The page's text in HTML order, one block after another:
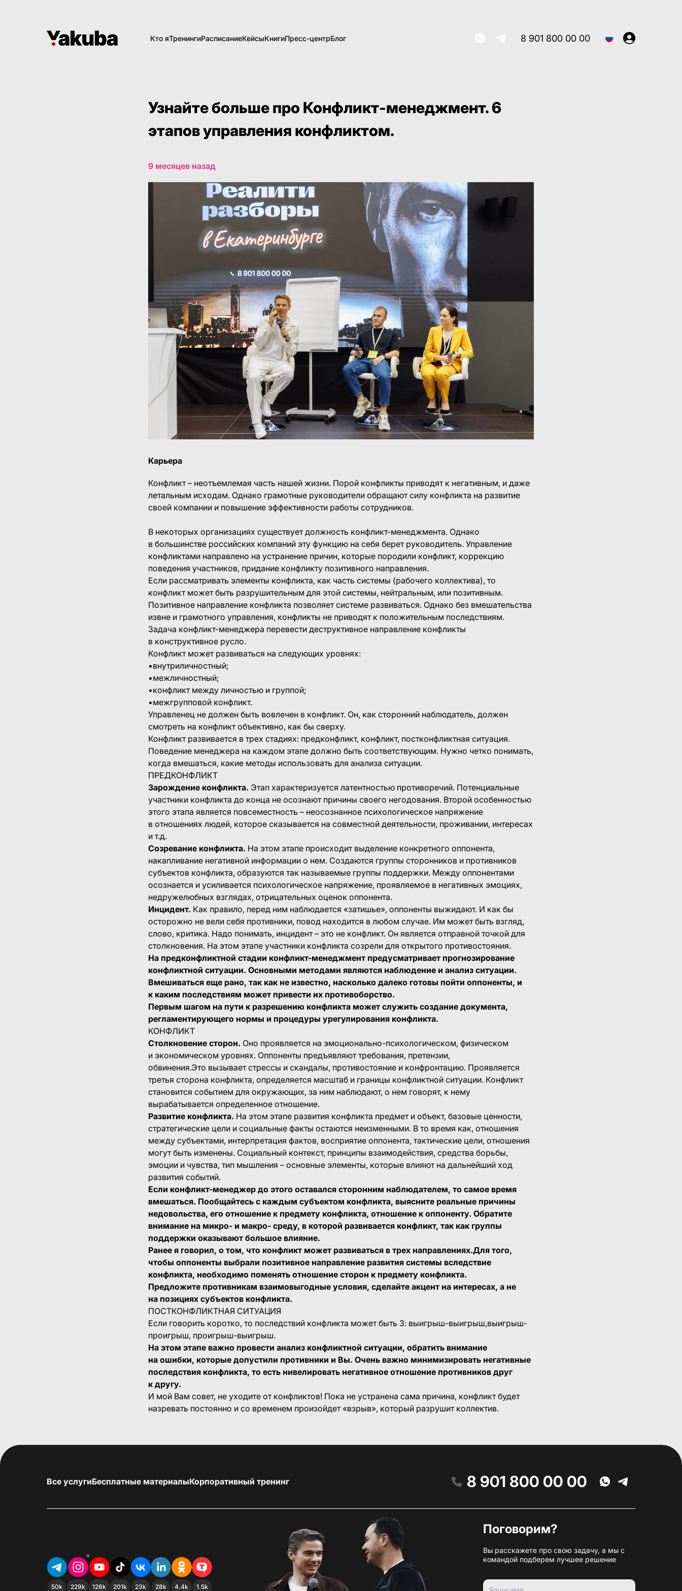
Кто яТренингиРасписаниеКейсыКнигиПресс-центрБлог 8 901 800 00 00
Узнайте больше про Конфликт-менеджмент. 6
этапов управления конфликтом.
9 месяцев назад
Карьера
Конфликт – неотъемлемая часть нашей жизни. Порой конфликты приводят к негативным, и даже
летальным исходам. Однако грамотные руководители обращают силу конфликта на развитие
своей компании и повышение эффективности работы сотрудников.
В некоторых организациях существует должность конфликт-менеджмента. Однако
в большинстве российских компаний эту функцию на себя берет руководитель. Управление
конфликтами направлено на устранение причин, которые породили конфликт, коррекцию
поведения участников, придание конфликту позитивного направления.
Если рассматривать элементы конфликта, как часть системы (рабочего коллектива), то
конфликт может быть разрушительным для этой системы, нейтральным, или позитивным.
Позитивное направление конфликта позволяет системе развиваться. Однако без вмешательства
извне и грамотного управления, конфликты не приводят к положительным последствиям.
Задача конфликт-менеджера перевести деструктивное направление конфликты
в конструктивное русло.
Конфликт может развиваться на следующих уровнях:
•внутриличностный;
•межличностный;
•конфликт между личностью и группой;
•межгрупповой конфликт.
Управленец не должен быть вовлечен в конфликт. Он, как сторонний наблюдатель, должен
смотреть на конфликт объективно, как бы сверху.
Конфликт развивается в трех стадиях: предконфликт, конфликт, постконфликтная ситуация.
Поведение менеджера на каждом этапе должно быть соответствующим. Нужно четко понимать,
когда вмешаться, какие методы использовать для анализа ситуации.
ПРЕДКОНФЛИКТ
Зарождение конфликта. Этап характеризуется латентностью противоречий. Потенциальные
участники конфликта до конца не осознают причины своего негодования. Второй особенностью
этого этапа является повсеместность – неосознанное психологическое напряжение
в отношениях людей, которое сказывается на совместной деятельности, проживании, интересах
и т.д.
Созревание конфликта. На этом этапе происходит выделение конкретного оппонента,
накапливание негативной информации о нем. Создаются группы сторонников и противников
субъектов конфликта, образуются так называемые группы поддержки. Между оппонентами
осознается и усиливается психологическое напряжение, проявляемое в негативных эмоциях,
недружелюбных взглядах, отрицательных оценок оппонента.
Инцидент. Как правило, перед ним наблюдается «затишье», оппоненты выжидают. И как бы
осторожно не вели себя противники, повод находится в любом случае. Им может быть взгляд,
слово, критика. Надо понимать, инцидент – это не конфликт. Он является отправной точкой для
столкновения. На этом этапе участники конфликта созрели для открытого противостояния.
На предконфликтной стадии конфликт-менеджмент предусматривает прогнозирование
конфликтной ситуации. Основными методами являются наблюдение и анализ ситуации.
Вмешиваться еще рано, так как не известно, насколько далеко готовы пойти оппоненты, и
к каким последствиям может привести их противоборство.
Первым шагом на пути к разрешению конфликта может служить создание документа,
регламентирующего нормы и процедуры урегулирования конфликта.
КОНФЛИКТ
Столкновение сторон. Оно проявляется на эмоционально-психологическом, физическом
и экономическом уровнях. Оппоненты предъявляют требования, претензии,
обвинения.Это вызывает стрессы и скандалы, противостояние и конфронтацию. Проявляется
третья сторона конфликта, определяется масштаб и границы конфликтной ситуации. Конфликт
становится событием для окружающих, за ним наблюдают, о нем говорят, к нему
вырабатывается определенное отношение.
Развитие конфликта. На этом этапе развития конфликта предмет и объект, базовые ценности,
стратегические цели и социальные факты остаются неизменными. В то время как, отношения
между субъектами, интерпретация фактов, восприятие оппонента, тактические цели, отношения
могут быть изменены. Социальный контекст, принципы взаимодействия, средства борьбы,
эмоции и чувства, тип мышления – основные элементы, которые влияют на дальнейший ход
развития событий.
Если конфликт-менеджер до этого оставался сторонним наблюдателем, то самое время
вмешаться. Пообщайтесь с каждым субъектом конфликта, выясните реальные причины
недовольства, его отношение к предмету конфликта, отношение к оппоненту. Обратите
внимание на микро- и макро- среду, в которой развивается конфликт, так как группы
поддержки оказывают большое влияние.
Ранее я говорил, о том, что конфликт может развиваться в трех направлениях.Для того,
чтобы оппоненты выбрали позитивное направление развития системы вследствие
конфликта, необходимо поменять отношение сторон к предмету конфликта.
Предложите противникам взаимовыгодные условия, сделайте акцент на интересах, а не
на позициях субъектов конфликта.
ПОСТКОНФЛИКТНАЯ СИТУАЦИЯ
Если говорить коротко, то последствий конфликта может быть 3: выигрыш-выигрыш,выигрыш-
проигрыш, проигрыш-выигрыш.
На этом этапе важно провести анализ конфликтной ситуации, обратить внимание
на ошибки, которые допустили противники и Вы. Очень важно минимизировать негативные
последствия конфликта, то есть нивелировать негативное отношение противников друг
к другу.
И мой Вам совет, не уходите от конфликтов! Пока не устранена сама причина, конфликт будет
назревать постоянно и со временем произойдет «взрыв», который разрушит коллектив.
Все услугиБесплатные материалыКорпоративный тренинг 8 901 800 00 00
50k
*
229k 128k 201k 23k 28k 4.4k 1.5k
Поговорим?
Вы расскажете про свою задачу, а мы с
командой подберем лучшее решение